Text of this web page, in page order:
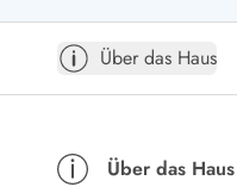
Öffnungszeiten
Anreise
Ferienhaus ABC
Häufige Fragen zur Buchung
Über das Haus
Über das Haus